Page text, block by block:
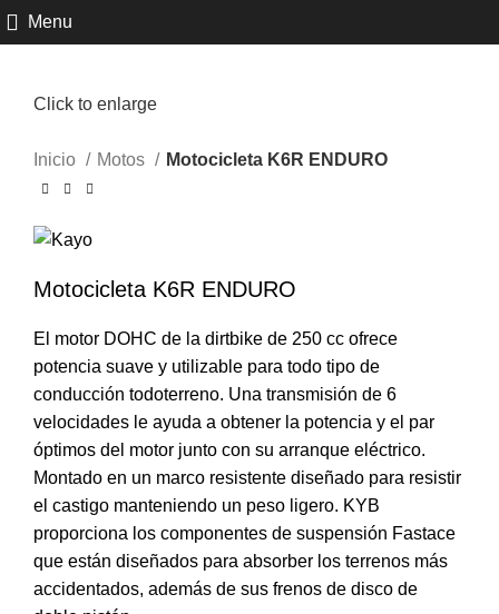
Menu
Click to enlarge
Inicio Motos Motocicleta K6R ENDURO
Motocicleta K6R ENDURO
El motor DOHC de la dirtbike de 250 cc ofrece
potencia suave y utilizable para todo tipo de
conducción todoterreno. Una transmisión de 6
velocidades le ayuda a obtener la potencia y el par
óptimos del motor junto con su arranque eléctrico.
Montado en un marco resistente diseñado para resistir
el castigo manteniendo un peso ligero. KYB
proporciona los componentes de suspensión Fastace
que están diseñados para absorber los terrenos más
accidentados, además de sus frenos de disco de